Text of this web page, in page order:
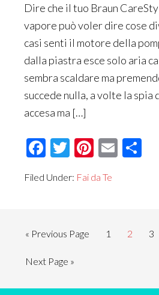
Dire che il tuo Braun
vapore può voler dire cose
casi senti il motore della
dalla piastra esce solo aria
sembra scaldare ma
succede nulla, a volte la spia
accesa ma […]
Facebook
Twitter
Pinterest
Email
Filed Under: Fai da Te
« Go
Previous Page Page
1 Page
2 3
Go
Next Page »